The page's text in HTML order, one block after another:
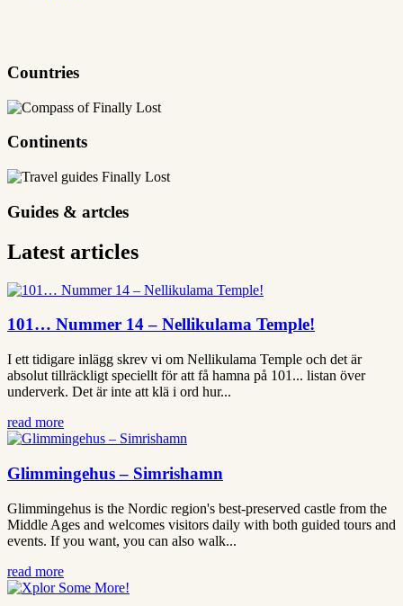
Countries
Continents
Guides & artcles
Latest articles
101… Nummer 14 – Nellikulama Temple!
I ett tidigare inlägg skrev vi om Nellikulama Temple och det är
absolut tillräckligt speciellt för att få hamna på 101... listan över
underverk. Det är inte att klä i ord hur...
read more
Glimmingehus – Simrishamn
Glimmingehus is the Nordic region's best-preserved castle from the
Middle Ages and welcomes visitors daily with both guided tours and
events. If you want, you can also walk...
read more